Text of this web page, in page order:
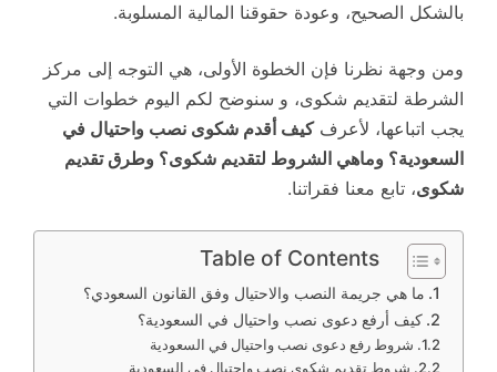
بالشكل الصحيح، وعودة حقوقنا المالية المسلوبة.
ومن وجهة نظرنا فإن الخطوة الأولى، هي التوجه إلى مركز
الشرطة لتقديم شكوى، و سنوضح لكم اليوم خطوات التي
يجب اتباعها، لأعرفكيف أقدم شكوى نصب واحتيال في
السعودية؟ وماهي الشروط لتقديم شكوى؟ وطرق تقديم
شكوى، تابع معنا فقراتنا.
Table of Contents
ما هي جريمة النصب والاحتيال وفق القانون السعودي؟
كيف أرفع دعوى نصب واحتيال في السعودية؟
شروط رفع دعوى نصب واحتيال في السعودية
شروط تقديم شكوى نصب واحتيال في السعودية